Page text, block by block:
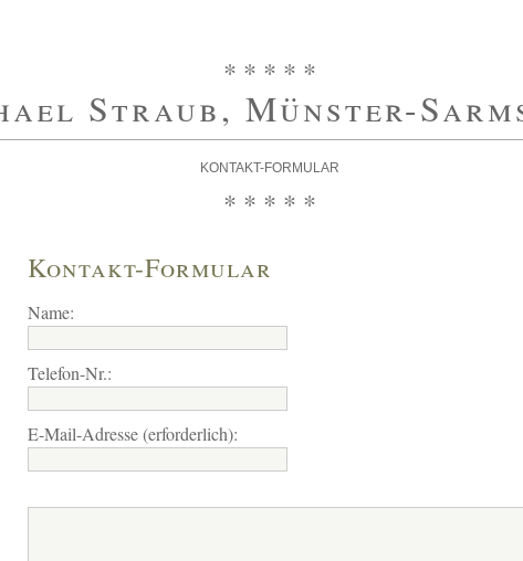
* * * * *
Straub, Münster-
KONTAKT-FORMULAR
* * * * *
Kontakt-Formular
Name:
Telefon-Nr.:
E-Mail-Adresse (erforderlich):